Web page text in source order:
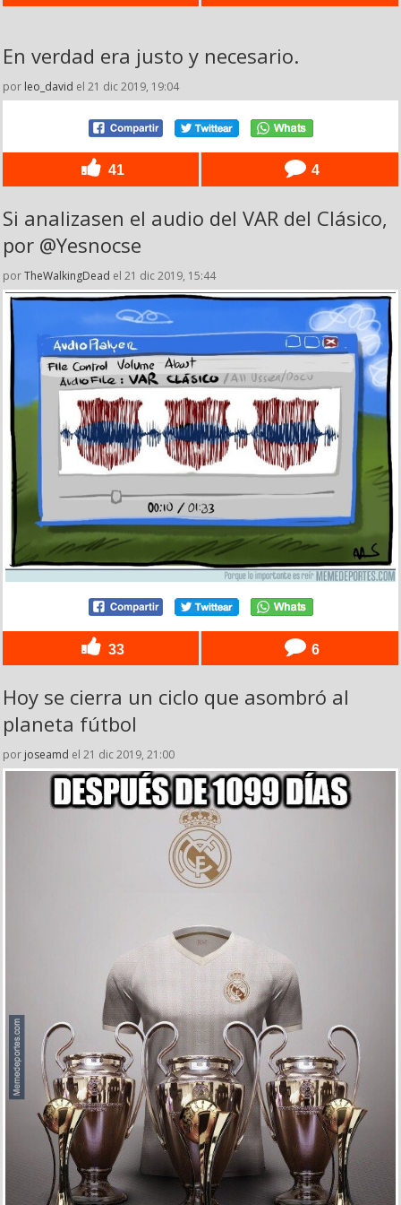
En verdad era justo y necesario.
por leo_david el 21 dic 2019, 19:04
41 4
Si analizasen el audio del VAR del Clásico,
por @Yesnocse
porTheWalkingDead el 21 dic 2019, 15:44
33 6
Hoy se cierra un ciclo que asombró al
planeta fútbol
por joseamd el 21 dic 2019, 21:00